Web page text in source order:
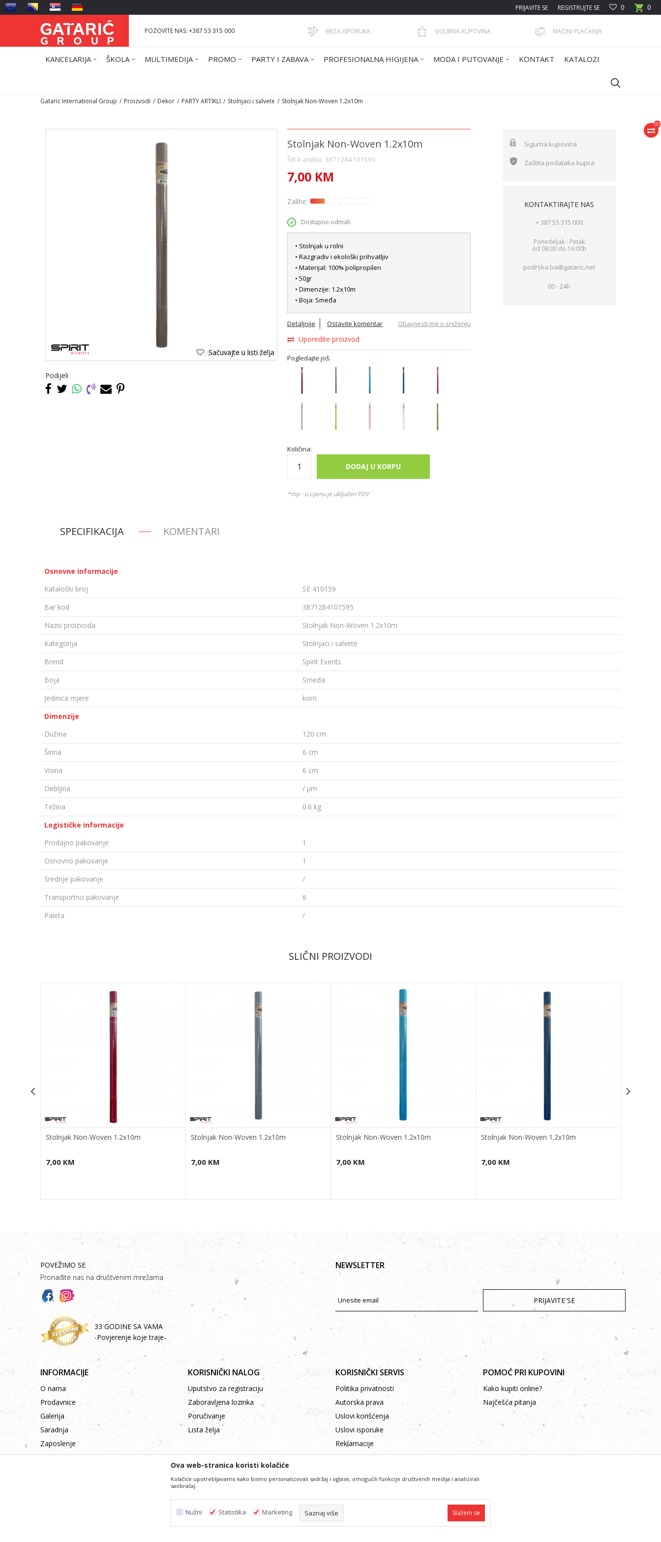
0
0
PRIJAVITE SE REGISTRUJTE SE
POZOVITE NAS: +387 53 315 000 BRZA ISPORUKA SIGURNA KUPOVINA NAČINI PLAĆANJA
KANCELARIJA ŠKOLA MULTIMEDIJA PROMO PARTY I ZABAVA PROFESIONALNA HIGIJENA MODA I PUTOVANJE KONTAKT KATALOZI
(0)
Gataric International Group Proizvodi Dekor PARTY ARTIKLI Stolnjaci i salvete Stolnjak Non-Woven 1.2x10m
Sačuvajte u listi želja
Podijeli
Stolnjak Non-Woven 1.2x10m
Šifra artikla: 3871284101595
7,00 KM
Zalihe:
Dostupno odmah
• Stolnjak u rolni
• Razgradiv i ekološki prihvatljiv
• Materijal: 100% polipropilen
• 50gr
• Dimenzije: 1.2x10m
• Boja: Smeđa
Detaljnije Ostavite komentar
Uporedite proizvod
Obavijesti me o sniženju
Pogledajte još:
Količina:
DODAJ U KORPU
*mp - u cijenu je uključen PDV
Sigurna kupovina
Zaštita podataka kupca
KONTAKTIRAJTE NAS
+ 387 53 315 000
Ponedeljak - Petak
od 08:00 do 16:00h
podrska.ba@gataric.net
00 - 24h
SPECIFIKACIJA KOMENTARI
Osnovne informacije
Kataloški broj
SE 410159
Bar kod
3871284101595
Naziv proizvoda
Stolnjak Non-Woven 1.2x10m
Kategorija
Stolnjaci i salvete
Brend
Spirit Events
Boja
Smeđa
Jedinica mjere
kom
Dimenzije
Dužina
120 cm
Širina
6 cm
Visina
6 cm
Debljina
/ µm
Težina
0.6 kg
Logističke informacije
Prodajno pakovanje
1
Osnovno pakovanje
1
Srednje pakovanje
/
Transportno pakovanje
6
Paleta
/
SLIČNI PROIZVODI
Stolnjak Non-Woven 1.2x10m
7,00 KM
Stolnjak Non-Woven 1.2x10m
7,00 KM
Stolnjak Non-Woven 1.2x10m
7,00 KM
Stolnjak Non-Woven 1.2x10m
7,00 KM
POVEŽIMO SE
Pronađite nas na društvenim mrežama
33 GODINE SA VAMA
-Povjerenje koje traje-
NEWSLETTER
PRIJAVITE SE
INFORMACIJE
O nama
Prodavnice
Galerija
Saradnja
Zaposlenje
Kontakt
KORISNIČKI NALOG
Uputstvo za registraciju
Zaboravljena lozinka
Poručivanje
Lista želja
KORISNIČKI SERVIS
Politika privatnosti
Autorska prava
Uslovi korišćenja
Uslovi isporuke
Reklamacije
Plaćanje platnim karticama
POMOĆ PRI KUPOVINI
Kako kupiti online?
Najčešća pitanja
Nastojimo da budemo što precizniji i profesionalniji u opisu proizvoda, prikazu slika i samih cijena, ali ne možemo garantovati da su sve informacije kompletne i bez grešaka.
Svi artikli prikazani na sajtu su dio naše ponude i ne podrazumjeva da su dostupni u svakom trenutku. Raspoloživost možete provjeriti pozivom na brojeve: +387 53 315 015, +387 53 315 032
Ova web-stranica koristi kolačiće
Kolačiće upotrebljavamo kako bismo personalizovali sadržaj i oglase, omogućili funkcije društvenih medija i analizirali
saobraćaj.
Nužni Statistika Marketing Saznaj više Slažem se